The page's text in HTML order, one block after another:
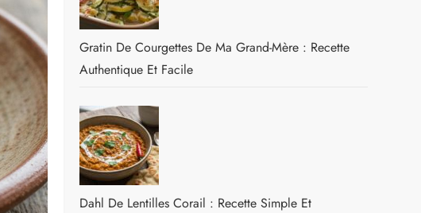
Gratin De Courgettes De Ma Grand-Mère : Recette
Authentique Et Facile
Dahl De Lentilles Corail : Recette Simple Et